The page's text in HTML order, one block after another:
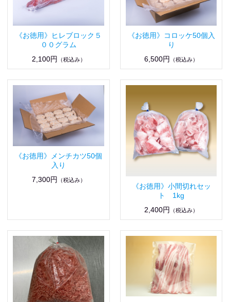
《お徳用》ヒレブロック５
００グラム
2,100円
（税込み）
《お徳用》コロッケ50個入
り
6,500円
（税込み）
《お徳用》メンチカツ50個
入り
7,300円
（税込み）
《お徳用》小間切れセッ
ト 1kg
2,400円
（税込み）